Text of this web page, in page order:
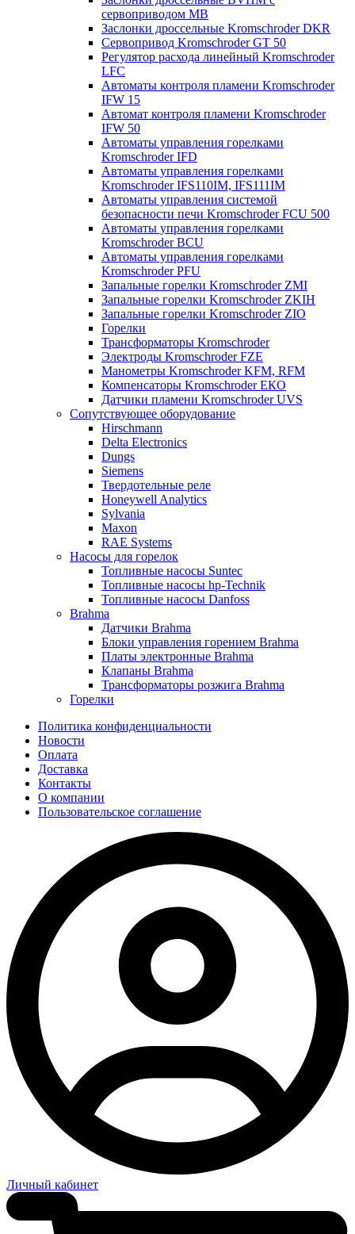
сервоприводом МВ
Заслонки дроссельные Kromschroder DKR
Cервопривод Kromschroder GT 50
Регулятор расхода линейный Kromschroder
LFC
Автоматы контроля пламени Kromschroder
IFW 15
Автомат контроля пламени Kromschroder
IFW 50
Автоматы управления горелками
Kromschroder IFD
Автоматы управления горелками
Kromschroder IFS110IM, IFS111IM
Автоматы управления системой
безопасности печи Kromschroder FCU 500
Автоматы управления горелками
Kromschroder BCU
Автоматы управления горелками
Kromschroder PFU
Запальные горелки Kromschroder ZМI
Запальные горелки Kromschroder ZKIH
Запальные горелки Kromschroder ZIO
Горелки
Трансформаторы Kromschroder
Электроды Kromschroder FZE
Манометры Kromschroder KFM, RFM
Компенсаторы Kromschroder ЕКО
Датчики пламени Kromschroder UVS
Сопутствующее оборудование
Hirschmann
Delta Electronics
Dungs
Siemens
Твердотельные реле
Honeywell Analytics
Sylvania
Maxon
RAE Systems
Насосы для горелок
Топливные насосы Suntec
Топливные насосы hp-Technik
Топливные насосы Danfoss
Brahma
Датчики Brahma
Блоки управления горением Brahma
Платы электронные Brahma
Клапаны Brahma
Трансформаторы розжига Brahma
Горелки
Политика конфиденциальности
Новости
Оплата
Доставка
Контакты
О компании
Пользовательское соглашение
Личный кабинет